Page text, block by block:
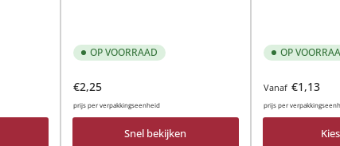
OP VOORRAAD
Normale
prijs
€2,25
prijs per verpakkingseenheid
Snel bekijken
OP
Normale
prijs
Vanaf €1,13
prijs per